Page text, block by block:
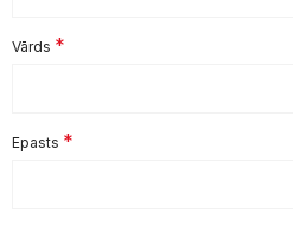
Vārds *
Epasts *